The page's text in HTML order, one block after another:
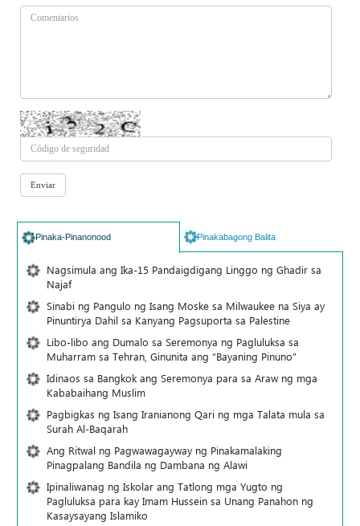
Pinaka-Pinanonood Pinakabagong Balita
Nagsimula ang Ika-15 Pandaigdigang Linggo ng Ghadir sa
Najaf
Sinabi ng Pangulo ng Isang Moske sa Milwaukee na Siya ay
Pinuntirya Dahil sa Kanyang Pagsuporta sa Palestine
Libo-libo ang Dumalo sa Seremonya ng Pagluluksa sa
Muharram sa Tehran, Ginunita ang “Bayaning Pinuno”
Idinaos sa Bangkok ang Seremonya para sa Araw ng mga
Kababaihang Muslim
Pagbigkas ng Isang Iranianong Qari ng mga Talata mula sa
Surah Al-Baqarah
Ang Ritwal ng Pagwawagayway ng Pinakamalaking
Pinagpalang Bandila ng Dambana ng Alawi
Ipinaliwanag ng Iskolar ang Tatlong mga Yugto ng
Pagluluksa para kay Imam Hussein sa Unang Panahon ng
Kasaysayang Islamiko